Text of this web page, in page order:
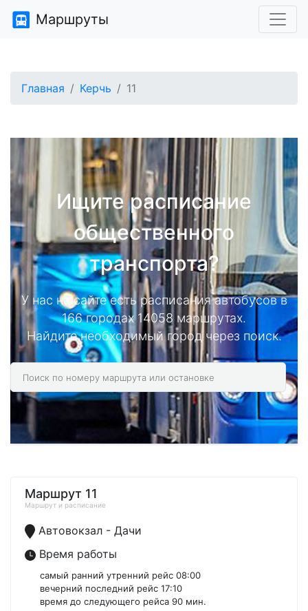
Маршруты
Главная Керчь 11
Ищите расписание
общественного
транспорта?
У нас на сайте есть расписания автобусов в
166 городах 14058 маршрутах.
Найдите необходимый город через поиск.
Маршрут 11
Маршрут и расписание
Автовокзал - Дачи
Время работы
самый ранний утренний рейс 08:00
вечерний последний рейс 17:10
время до следующего рейса 90 мин.